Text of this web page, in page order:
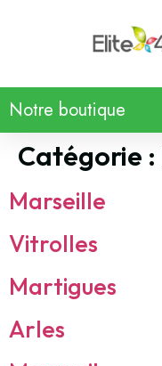
Notre boutique
Catégorie :
Marseille
Vitrolles
Martigues
Arles